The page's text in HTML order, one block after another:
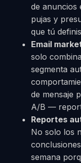
de anuncios
pujas y
que tú
Email
solo
segmenta
de mensaje
A/B —
Reportes
No solo los
semana